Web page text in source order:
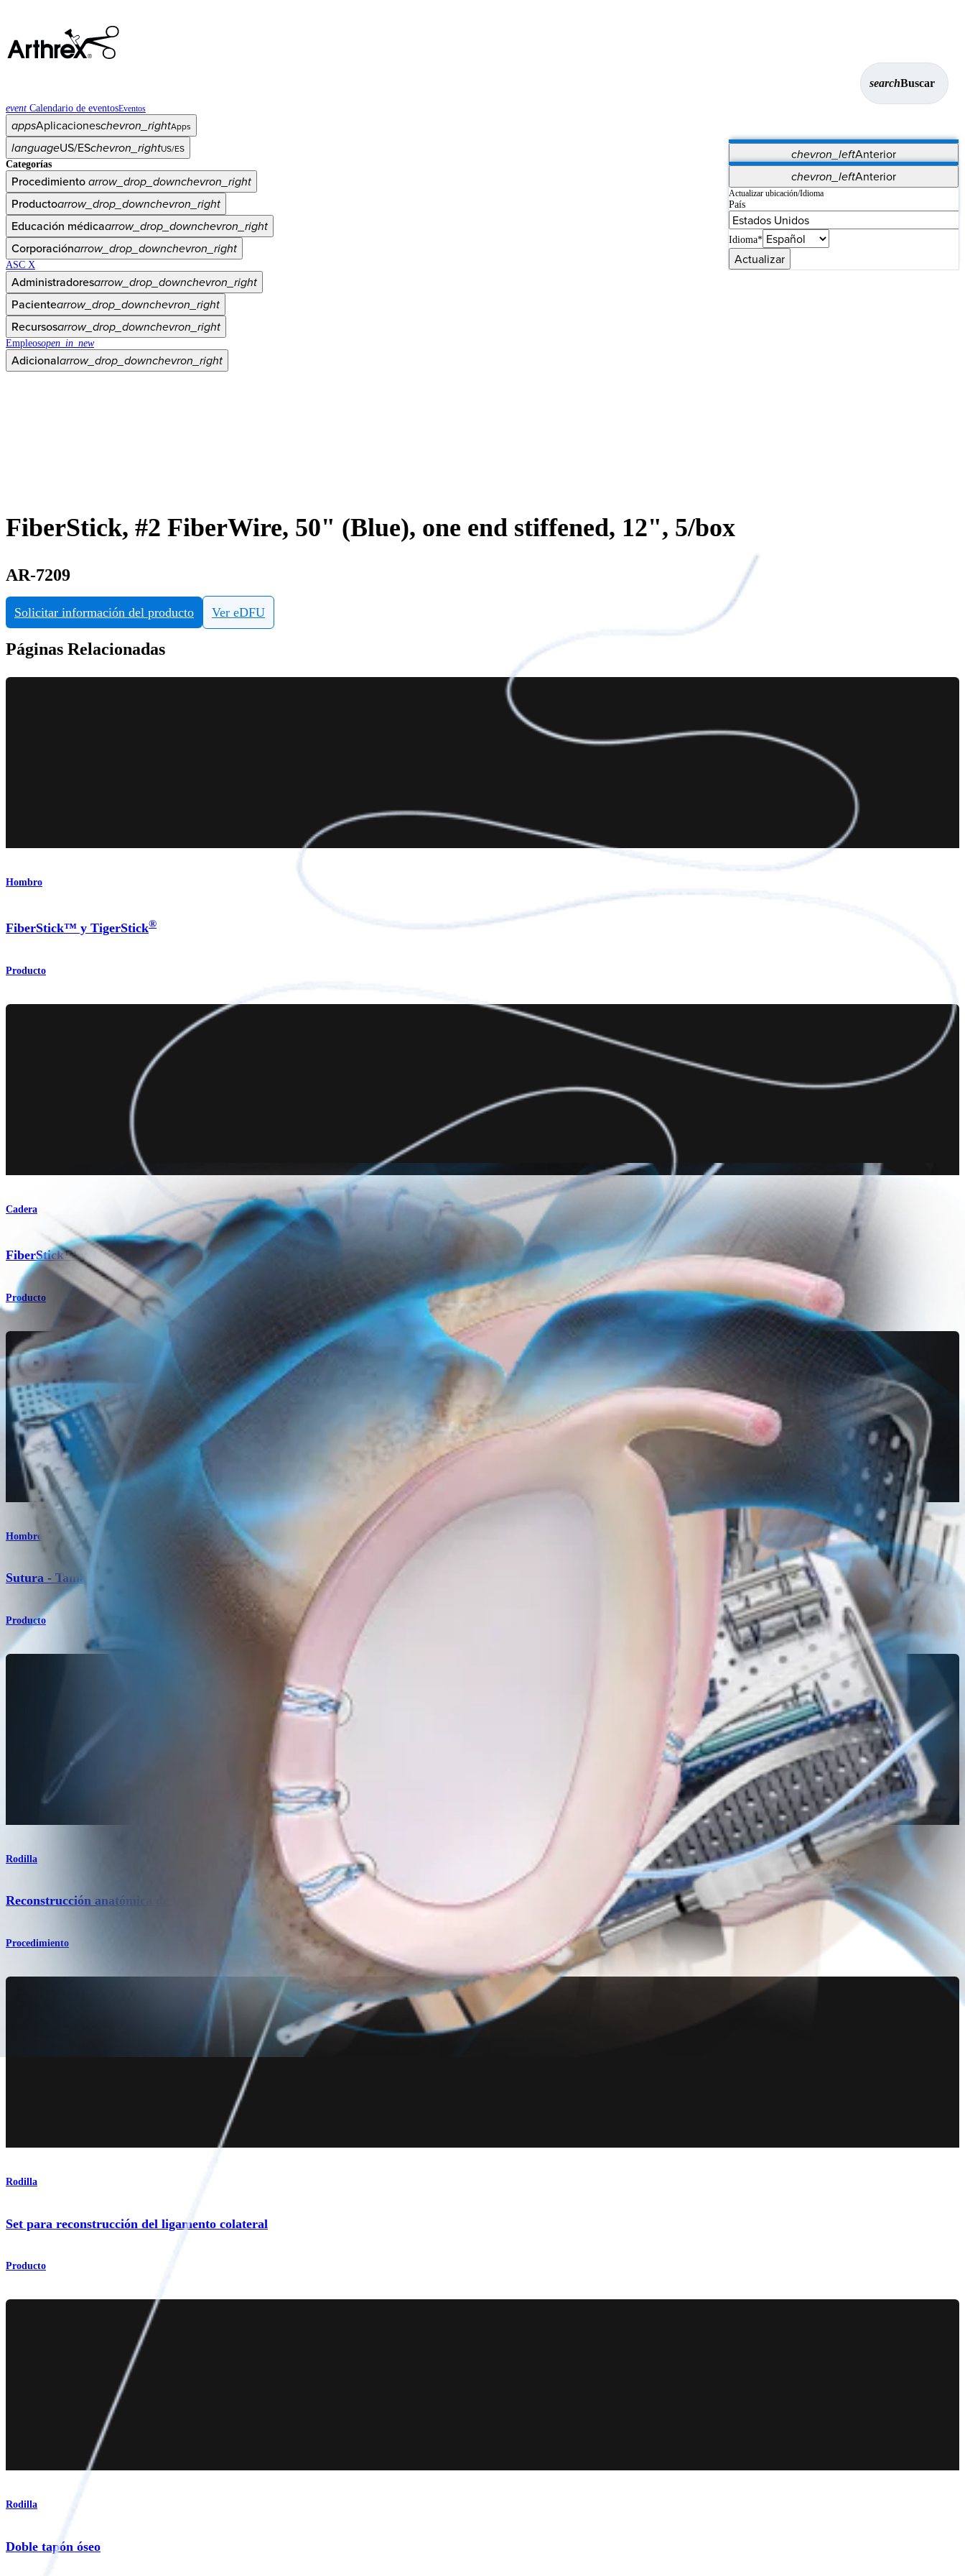
searchBuscar
event Calendario de eventosEventos
appsAplicacioneschevron_rightApps
chevron_leftAnterior
Vet Systems OrthoPedia Patient
Supplier Portal
Synergy Imaging & Resection
languageUS/ESchevron_rightUS/ES
chevron_leftAnterior
Actualizar ubicación/Idioma
País
Idioma*
Actualizar
Categorías
Procedimientoarrow_drop_downchevron_right
Productoarrow_drop_downchevron_right
Educación médicaarrow_drop_downchevron_right
Corporaciónarrow_drop_downchevron_right
ASC X
Administradoresarrow_drop_downchevron_right
Pacientearrow_drop_downchevron_right
Recursosarrow_drop_downchevron_right
Empleosopen_in_new
Adicionalarrow_drop_downchevron_right
FiberStick, #2 FiberWire, 50" (Blue), one end stiffened, 12", 5/box
AR-7209
Solicitar información del producto Ver eDFU
Páginas Relacionadas
Hombro
FiberStick™ y TigerStick®
Producto
Cadera
FiberStick™ y TigerStick
Producto
Hombro
Sutura - Tamaño 2
Producto
Rodilla
Reconstrucción anatómica de la esquina posterolateral y ligamentos colaterales
Procedimiento
Rodilla
Set para reconstrucción del ligamento colateral
Producto
Rodilla
Doble tapón óseo